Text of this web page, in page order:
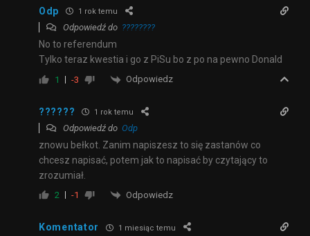
Odp 1 rok temu
Odpowiedź do ????????
No to referendum
Tylko teraz kwestia i go z PiSu bo z po na pewno Donald
1 -3 Odpowiedz
?????? 1 rok temu
Odpowiedź do Odp
znowu bełkot. Zanim napiszesz to się zastanów co
chcesz napisać, potem jak to napisać by czytający to
zrozumiał.
2 -1 Odpowiedz
Komentator 1 miesiąc temu